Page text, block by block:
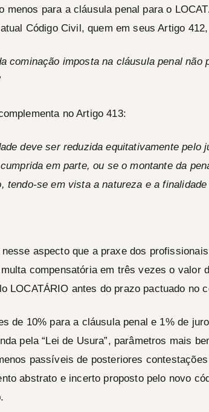
menos para a cláusula penal para o
Código Civil, quem em seus Artigo
cominação imposta na cláusula penal não
no Artigo 413:
deve ser reduzida equitativamente pelo
em parte, ou se o montante da
tendo-­se em vista a natureza e a finalidade
aspecto que a praxe dos
compensatória em três vezes o valor
LOCATÁRIO antes do prazo pactuado no
de 10% para a cláusula penal e 1% de
pela “Lei de Usura”, parâmetros mais
passíveis de posteriores
abstrato e incerto proposto pelo novo